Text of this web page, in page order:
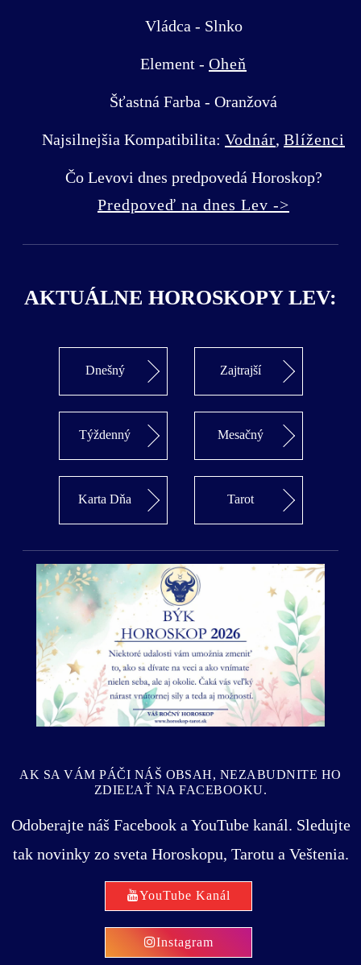
Vládca - Slnko
Element - Oheň
Šťastná Farba - Oranžová
Najsilnejšia Kompatibilita: Vodnár, Blíženci
Čo Levovi dnes predpovedá Horoskop?
Predpoveď na dnes Lev ->
AKTUÁLNE HOROSKOPY LEV:
Dnešný Zajtrajší
Týždenný Mesačný
Karta Dňa Tarot
Predošlý Ďalší
AK SA VÁM PÁČI NÁŠ OBSAH, NEZABUDNITE HO
ZDIEĽAŤ NA FACEBOOKU.
Odoberajte náš Facebook a YouTube kanál. Sledujte
tak novinky zo sveta Horoskopu, Tarotu a Veštenia.
YouTube Kanál
Instagram